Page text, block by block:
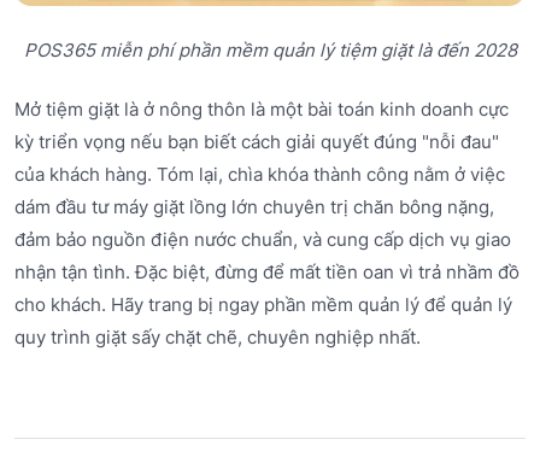
POS365 miễn phí phần mềm quản lý tiệm giặt là đến 2028
Mở tiệm giặt là ở nông thôn là một bài toán kinh doanh cực
kỳ triển vọng nếu bạn biết cách giải quyết đúng "nỗi đau"
của khách hàng. Tóm lại, chìa khóa thành công nằm ở việc
dám đầu tư máy giặt lồng lớn chuyên trị chăn bông nặng,
đảm bảo nguồn điện nước chuẩn, và cung cấp dịch vụ giao
nhận tận tình. Đặc biệt, đừng để mất tiền oan vì trả nhầm đồ
cho khách. Hãy trang bị ngay phần mềm quản lý để quản lý
quy trình giặt sấy chặt chẽ, chuyên nghiệp nhất.